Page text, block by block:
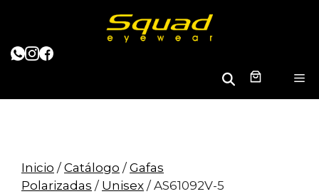
contenido
B
u
Inicio / Catálogo / Gafas
Polarizadas / Unisex / AS61092V-5